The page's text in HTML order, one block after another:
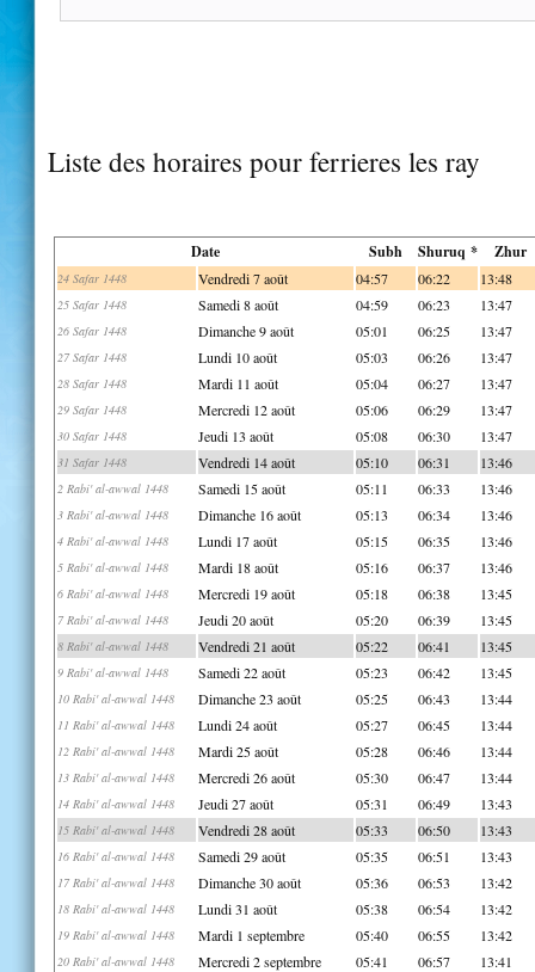
Liste des horaires pour ferrieres les ray
Date Subh Shuruq * Zhur
24 Safar 1448 Vendredi 7 août 04:57 06:22 13:48
25 Safar 1448 Samedi 8 août 04:59 06:23 13:47
26 Safar 1448 Dimanche 9 août 05:01 06:25 13:47
27 Safar 1448 Lundi 10 août 05:03 06:26 13:47
28 Safar 1448 Mardi 11 août 05:04 06:27 13:47
29 Safar 1448 Mercredi 12 août 05:06 06:29 13:47
30 Safar 1448 Jeudi 13 août 05:08 06:30 13:47
31 Safar 1448 Vendredi 14 août 05:10 06:31 13:46
2 Rabi' al-awwal 1448 Samedi 15 août 05:11 06:33 13:46
3 Rabi' al-awwal 1448 Dimanche 16 août 05:13 06:34 13:46
4 Rabi' al-awwal 1448 Lundi 17 août 05:15 06:35 13:46
5 Rabi' al-awwal 1448 Mardi 18 août 05:16 06:37 13:46
6 Rabi' al-awwal 1448 Mercredi 19 août 05:18 06:38 13:45
7 Rabi' al-awwal 1448 Jeudi 20 août 05:20 06:39 13:45
8 Rabi' al-awwal 1448 Vendredi 21 août 05:22 06:41 13:45
9 Rabi' al-awwal 1448 Samedi 22 août 05:23 06:42 13:45
10 Rabi' al-awwal 1448 Dimanche 23 août 05:25 06:43 13:44
11 Rabi' al-awwal 1448 Lundi 24 août 05:27 06:45 13:44
12 Rabi' al-awwal 1448 Mardi 25 août 05:28 06:46 13:44
13 Rabi' al-awwal 1448 Mercredi 26 août 05:30 06:47 13:44
14 Rabi' al-awwal 1448 Jeudi 27 août 05:31 06:49 13:43
15 Rabi' al-awwal 1448 Vendredi 28 août 05:33 06:50 13:43
16 Rabi' al-awwal 1448 Samedi 29 août 05:35 06:51 13:43
17 Rabi' al-awwal 1448 Dimanche 30 août 05:36 06:53 13:42
18 Rabi' al-awwal 1448 Lundi 31 août 05:38 06:54 13:42
19 Rabi' al-awwal 1448 Mardi 1 septembre 05:40 06:55 13:42
20 Rabi' al-awwal 1448 Mercredi 2 septembre 05:41 06:57 13:41